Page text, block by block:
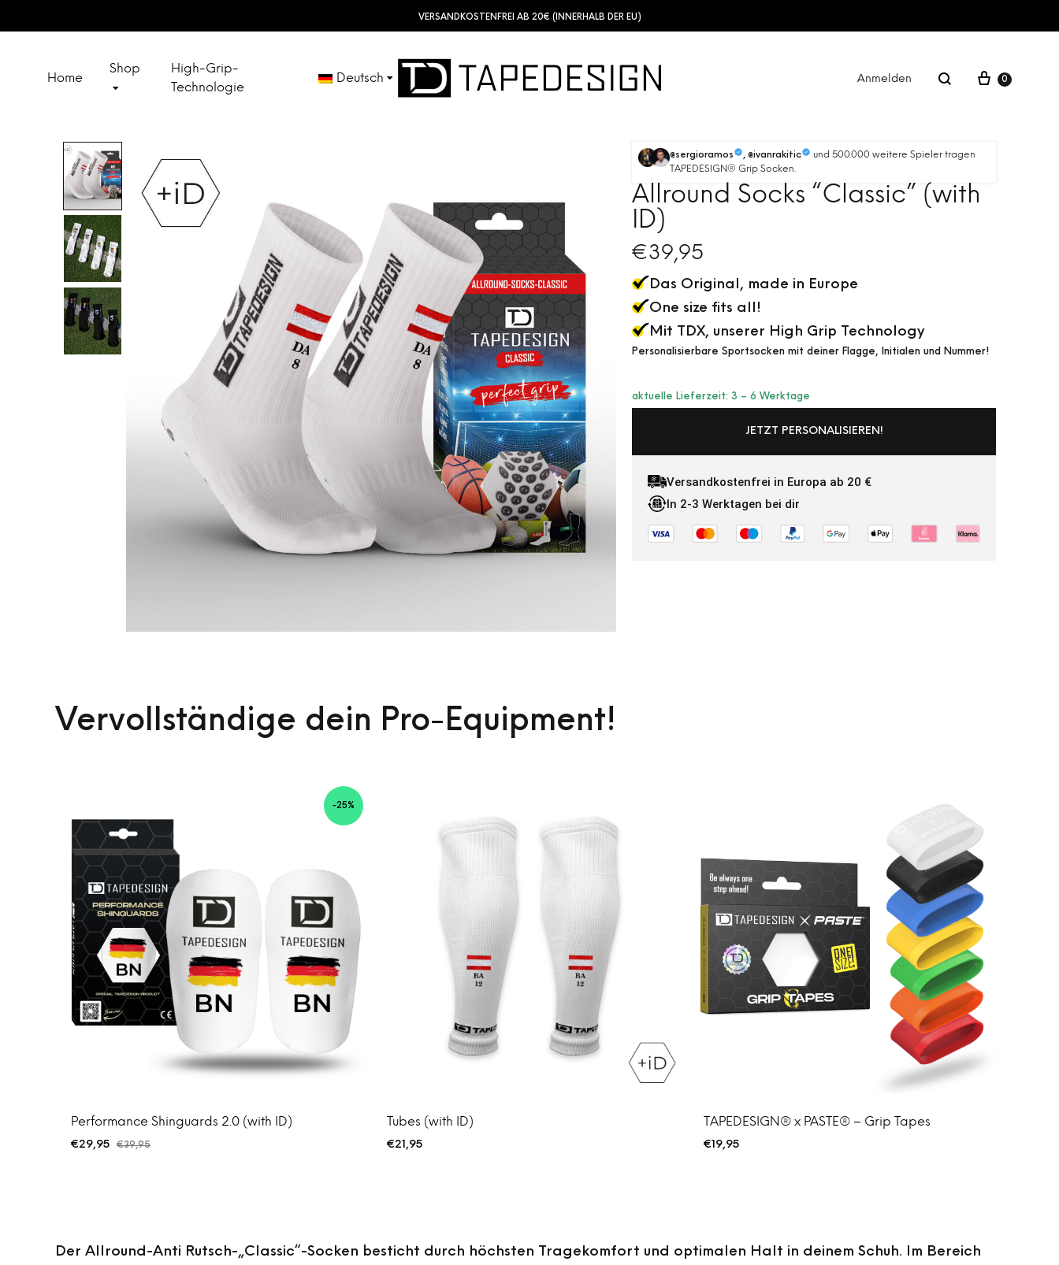
VERSANDKOSTENFREI AB 20€ (INNERHALB DER EU)
Home
Shop
SOCKS
SPECIAL SETS ACCESSORIES KIDS GIFT CARD
OUTLET
High-Grip-
Technologie
Deutsch
Español
Italiano
Anmelden 0
@sergioramos , @ivanrakitic
und 500.000 weitere Spieler tragen
TAPEDESIGN® Grip Socken.
Allround Socks “Classic” (with
ID)
€39,95
Das Original, made in Europe
One size fits all!
Mit TDX, unserer High Grip Technology
Personalisierbare Sportsocken mit deiner Flagge, Initialen und Nummer!
aktuelle Lieferzeit: 3 – 6 Werktage
JETZT PERSONALISIEREN!
Versandkostenfrei in Europa ab 20 €
In 2-3 Werktagen bei dir
Vervollständige dein Pro-Equipment!
-25%
Performance Shinguards 2.0 (with ID)
€29,95 €39,95
Tubes (with ID)
€21,95
TAPEDESIGN® x PASTE® – Grip Tapes
€19,95
Der Allround-Anti Rutsch-„Classic“-Socken besticht durch höchsten Tragekomfort und optimalen Halt in deinem Schuh. Im Bereich